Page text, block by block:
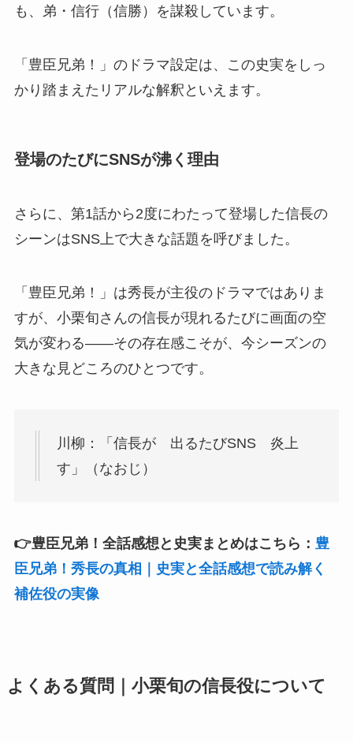
も、弟・信行（信勝）を謀殺しています。
「豊臣兄弟！」のドラマ設定は、この史実をしっ
かり踏まえたリアルな解釈といえます。
登場のたびにSNSが沸く理由
さらに、第1話から2度にわたって登場した信長の
シーンはSNS上で大きな話題を呼びました。
「豊臣兄弟！」は秀長が主役のドラマではありま
すが、小栗旬さんの信長が現れるたびに画面の空
気が変わる——その存在感こそが、今シーズンの
大きな見どころのひとつです。
川柳：「信長が 出るたびSNS 炎上
す」（なおじ）
👉豊臣兄弟！全話感想と史実まとめはこちら： 豊
臣兄弟！秀長の真相｜史実と全話感想で読み解く
補佐役の実像
よくある質問｜小栗旬の信長役について